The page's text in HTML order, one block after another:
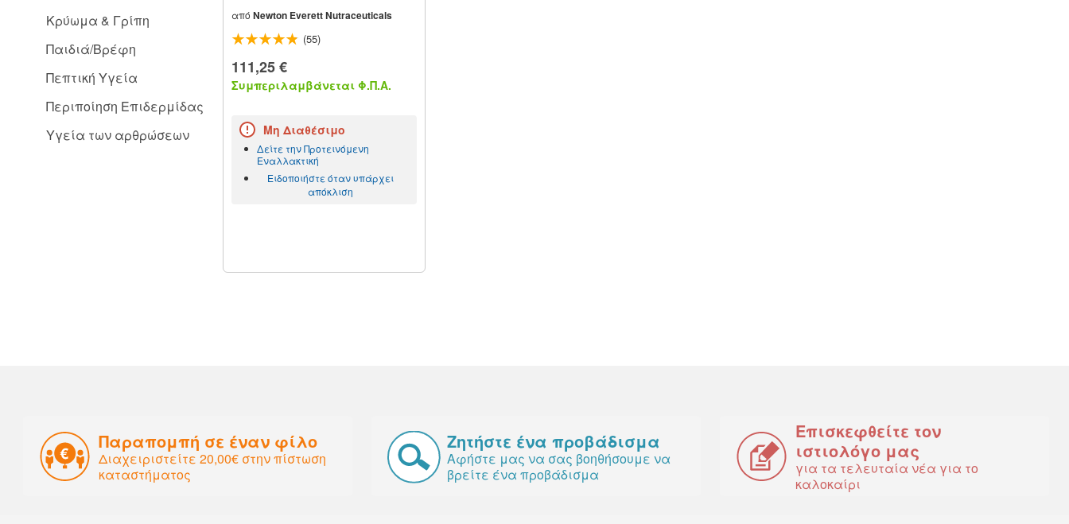
accessibility
Κρύωμα & Γρίπη
Παιδιά/Βρέφη
Πεπτική Υγεία
Περιποίηση Επιδερμίδας
Υγεία των αρθρώσεων
από Newton Everett Nutraceuticals
(55)
111,25 €
Συμπεριλαμβάνεται Φ.Π.Α.
Μη Διαθέσιμο
Δείτε την Προτεινόμενη
Εναλλακτική
Ειδοποιήστε όταν υπάρχει
απόκλιση
Παραπομπή σε έναν φίλο
Διαχειριστείτε 20,00€ στην πίστωση
καταστήματος
Ζητήστε ένα προβάδισμα
Αφήστε μας να σας βοηθήσουμε να
βρείτε ένα προβάδισμα
Επισκεφθείτε τον
ιστιολόγο μας
για τα τελευταία νέα για το
καλοκαίρι